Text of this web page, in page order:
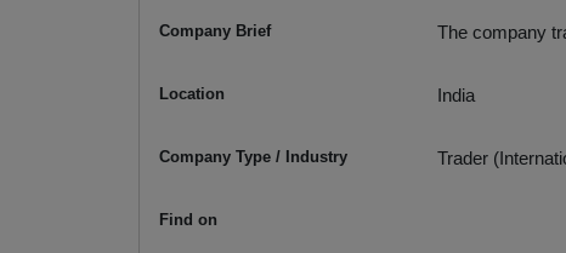
Company Brief The company
Location India
Company Type / Industry Trader
Find on